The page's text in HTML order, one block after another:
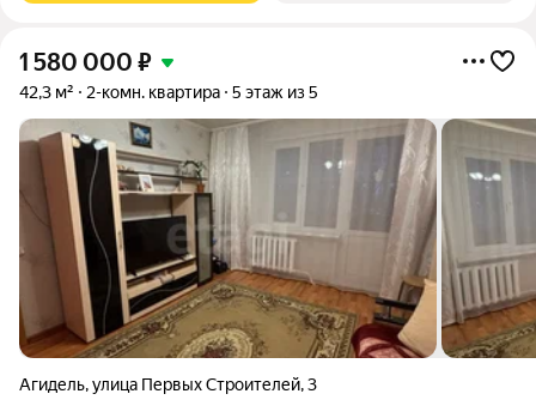
1 580 000 ₽
42,3 м² 2-комн. квартира 5 этаж из 5
Агидель,улица Первых Строителей,3